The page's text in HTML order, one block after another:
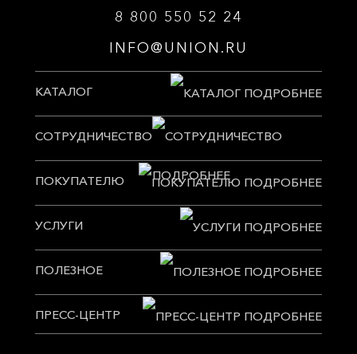
8 800 550 52 24
INFO@UNION.RU
КАТАЛОГ
СОТРУДНИЧЕСТВО
ПОКУПАТЕЛЮ
УСЛУГИ
ПОЛЕЗНОЕ
ПРЕСС-ЦЕНТР